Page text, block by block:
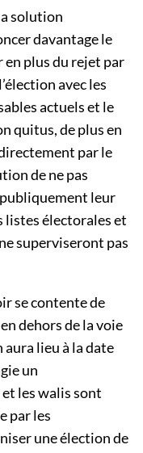
solution
davantage le
en plus du rejet par
avec les
actuels et le
quitus, de plus en
par le
de ne pas
leur
listes électorales et
superviseront pas
se contente de
dehors de la voie
lieu à la date
un
les walis sont
par les
une élection de